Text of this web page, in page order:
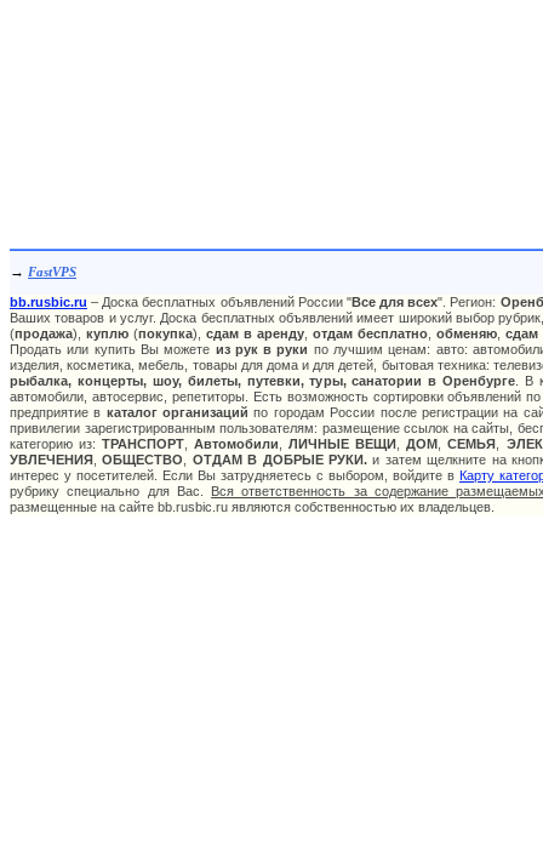
→ FastVPS
bb.rusbic.ru – Доска бесплатных объявлений России "Все для всех". Регион:
Ваших товаров и услуг. Доска бесплатных объявлений имеет широкий выбор
(продажа), куплю (покупка), сдам в аренду отдам бесплатно обменяю сдам
Продать или купить Вы можете из рук в руки по лучшим ценам: авто:
изделия, косметика, мебель, товары для дома и для детей, бытовая техника:
рыбалка, концерты, шоу, билеты, путевки, туры, санатории в Оренбурге . В
автомобили, автосервис, репетиторы. Есть возможность сортировки объявлений
предприятие в каталог организаций по городам России после регистрации на
привилегии зарегистрированным пользователям: размещение ссылок на сайты,
категорию из:ТРАНСПОРТ ,Автомобили ,ЛИЧНЫЕ ВЕЩИ ,ДОМ ,СЕМЬЯ
УВЛЕЧЕНИЯ ,ОБЩЕСТВО ОТДАМ В ДОБРЫЕ РУКИ. и затем щелкните на
интерес у посетителей. Если Вы затрудняетесь с выбором, войдите в Карту
рубрику специально для Вас. Вся ответственность за содержание
размещенные на сайте bb.rusbic.ru являются собственностью их владельцев.